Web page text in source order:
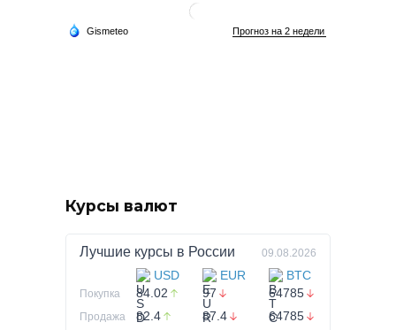
Курсы валют
Лучшие курсы в России 09.08.2026
USD EUR BTC
Покупка 84.02 97 64785
Продажа 82.4 87.4 64785